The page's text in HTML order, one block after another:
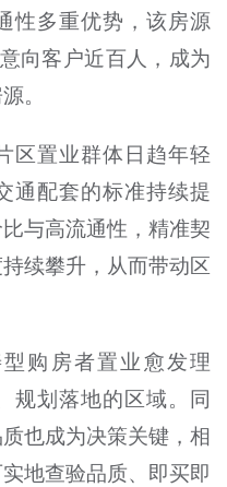
性多重优势，该房源
向客户近百人，成为
。
区置业群体日趋年轻
通配套的标准持续提
与高流通性，精准契
续攀升，从而带动区
购房者置业愈发理
规划落地的区域。同
也成为决策关键，相
地查验品质、即买即